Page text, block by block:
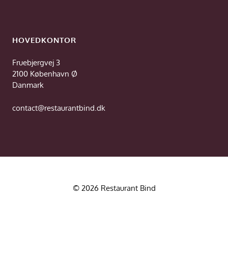
HOVEDKONTOR
Fruebjergvej 3
2100 København Ø
Danmark
contact@restaurantbind.dk
© 2026 Restaurant Bind